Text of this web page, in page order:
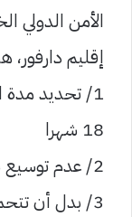
الأمن
إقليم دارفور،
1/ تحديد مدة
18 شهرا
2/ عدم توسيع نطاق القرار إلى مناطق أخرى،
3/ بدل أن